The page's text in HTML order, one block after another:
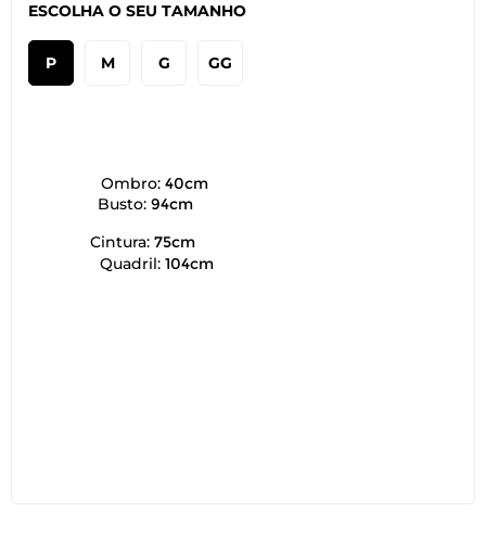
ESCOLHA O SEU TAMANHO
P M G GG
Ombro: 40cm
Busto: 94cm
Cintura: 75cm
Quadril: 104cm